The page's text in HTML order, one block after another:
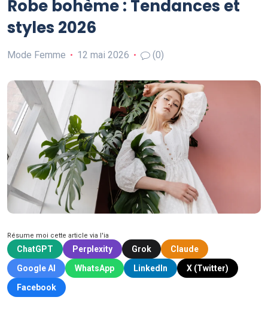
Robe bohème : Tendances et
styles 2026
Mode Femme 12 mai 2026 (0)
Résume moi cette article via l'ia
ChatGPT Perplexity Grok
Claude
Google AI
WhatsApp LinkedIn
X (Twitter)
Facebook